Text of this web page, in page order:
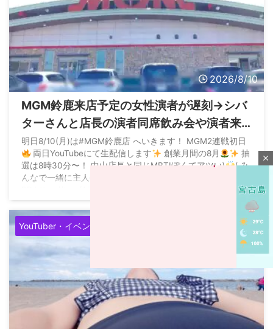
2026/8/10
MGM鈴鹿来店予定の女性演者が遅刻→シバ
ターさんと店長の演者同席飲み会や演者来
店の意義議論が再開へ
明日8/10(月)は#MGM鈴鹿店 へいきます！ MGM2連戦初日
両日YouTubeにて生配信します
創業月間の8月
抽
選は8時30分〜！ 中山店長と同じMBTIぽくてアツい\
/ み
んなで一緒に主人公しましょ〜〜!! よろしくお願いします
PR https://t.co/A7TZueN28p pic.twitter.com/HcTBzmrqV8
YouTuber・イベンター
close
u